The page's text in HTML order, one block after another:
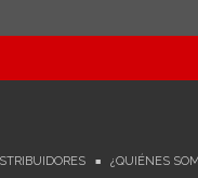
¿QUIÉNES